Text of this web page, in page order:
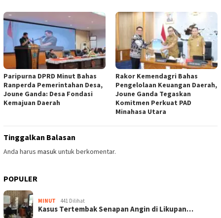
Paripurna DPRD Minut Bahas
Ranperda Pemerintahan Desa,
Joune Ganda: Desa Fondasi
Kemajuan Daerah
Rakor Kemendagri Bahas
Pengelolaan Keuangan Daerah,
Joune Ganda Tegaskan
Komitmen Perkuat PAD
Minahasa Utara
Tinggalkan Balasan
Anda harus masukuntuk berkomentar.
POPULER
MINUT 441 Dilihat
Kasus Tertembak Senapan Angin di Likupan…